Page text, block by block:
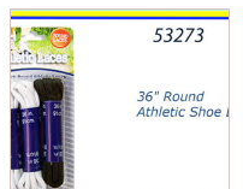
-
913
SHOE
LACES
36"
BK/WHT